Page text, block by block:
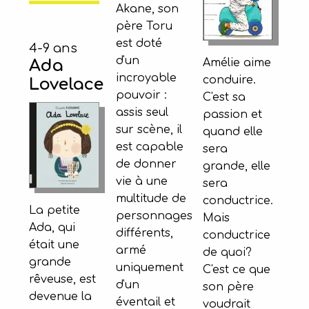
4-9 ans
Ada
Lovelace
La petite
Ada, qui
était une
grande
rêveuse, est
devenue la
Akane, son
père Toru
est doté
d'un
incroyable
pouvoir :
assis seul
sur scène, il
est capable
de donner
vie à une
multitude de
personnages
différents,
armé
uniquement
d'un
éventail et
Amélie aime
conduire.
C'est sa
passion et
quand elle
sera
grande, elle
sera
conductrice.
Mais
conductrice
de quoi?
C'est ce que
son père
voudrait